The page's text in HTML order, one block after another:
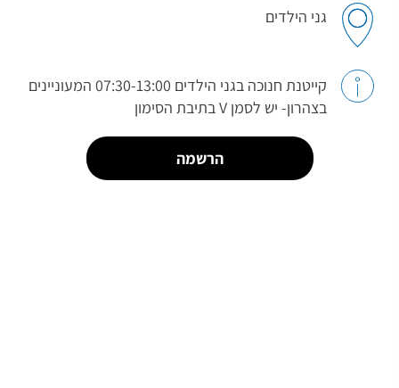
גני הילדים
קייטנת חנוכה בגני הילדים 07:30-13:00 המעוניינים
בצהרון- יש לסמן V בתיבת הסימון
הרשמה